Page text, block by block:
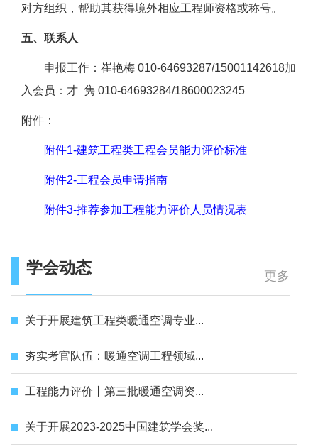
对方组织，帮助其获得境外相应工程师资格或称号。
五、联系人
申报工作：崔艳梅 010-64693287/15001142618加
入会员：才 隽 010-64693284/18600023245
附件：
附件1-建筑工程类工程会员能力评价标准
附件2-工程会员申请指南
附件3-推荐参加工程能力评价人员情况表
学会动态 更多
关于开展建筑工程类暖通空调专业...
夯实考官队伍：暖通空调工程领域...
工程能力评价丨第三批暖通空调资...
关于开展2023-2025中国建筑学会奖...